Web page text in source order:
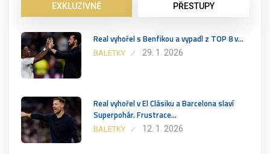
EXKLUZIVNĚ PŘESTUPY
Real vyhořel s Benfikou a vypadl z TOP 8 v…
BALETKY 29. 1. 2026
Real vyhořel v El Clásiku a Barcelona slaví
Superpohár. Frustrace…
BALETKY 12. 1. 2026